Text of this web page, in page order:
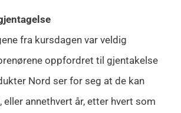
fra kursdagen var veldig
oppfordret til gjentakelse
Nord ser for seg at de kan
annethvert år, etter hvert som